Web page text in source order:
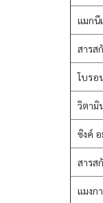
แมกนี
สารส
โบรอ
วิตามิ
ซิงค์
สารส
แมงก